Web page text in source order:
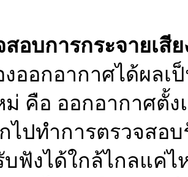
อบการกระจายเสีย
ออกอากาศได้ผลเ
ม่ คือ ออกอากาศตั้
กไปทำการตรวจสอ
บฟังได้ใกล้ไกลแค่ไ